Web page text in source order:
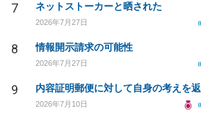
7 ネットストーカーと晒された
2026年7月27日
8 情報開示請求の可能性
2026年7月27日
9
2026年7月10日